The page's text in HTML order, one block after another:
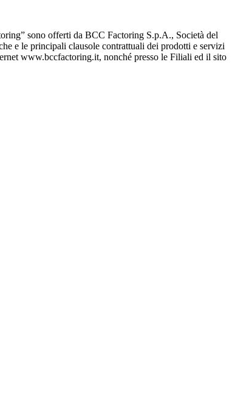
sono offerti da BCC Factoring S.p.A., Società del
e le principali clausole contrattuali dei prodotti e servizi
www.bccfactoring.it, nonché presso le Filiali ed il sito